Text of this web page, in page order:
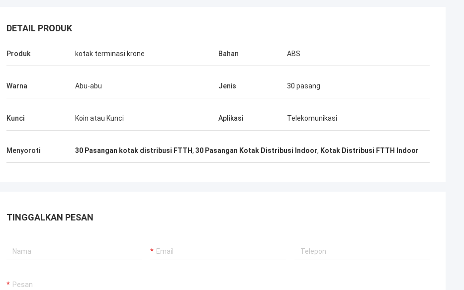
Produsen sangat berpengalaman !!
DETAIL PRODUK
Produk kotak terminasi krone Bahan ABS
Warna Abu-abu Jenis 30 pasang
Kunci Koin atau Kunci Aplikasi Telekomunikasi
Menyoroti 30 Pasangan kotak distribusi FTTH, 30 Pasangan Kotak Distribusi Indoor, Kotak Distribusi FTTH Indoor
TINGGALKAN PESAN